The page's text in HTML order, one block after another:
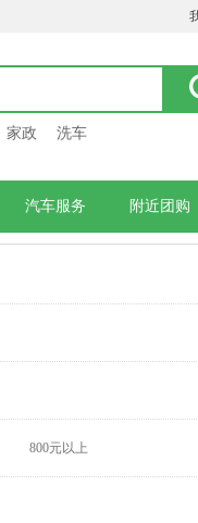
家政 洗车
汽车服务 附近团购
800元以上